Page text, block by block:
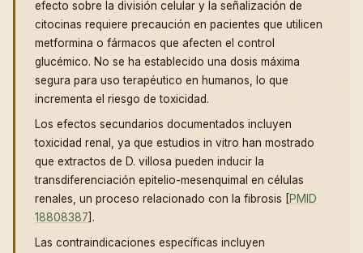
efecto sobre la división celular y la señalización de
citocinas requiere precaución en pacientes que utilicen
metformina o fármacos que afecten el control
glucémico. No se ha establecido una dosis máxima
segura para uso terapéutico en humanos, lo que
incrementa el riesgo de toxicidad.
Los efectos secundarios documentados incluyen
toxicidad renal, ya que estudios in vitro han mostrado
que extractos de D. villosa pueden inducir la
transdiferenciación epitelio-mesenquimal en células
renales, un proceso relacionado con la fibrosis [PMID
18808387].
Las contraindicaciones específicas incluyen